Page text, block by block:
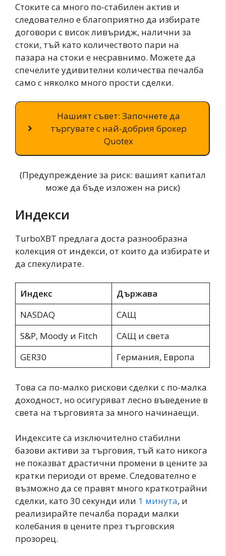
Стоките са много по-стабилен актив и
следователно е благоприятно да избирате
договори с висок ливъридж, налични за
стоки, тъй като количеството пари на
пазара на стоки е несравнимо. Можете да
спечелите удивителни количества печалба
само с няколко много прости сделки.
Нашият съвет: Започнете да
търгувате с най-добрия брокер
Quotex
(Предупреждение за риск: вашият капитал
може да бъде изложен на риск)
Индекси
TurboXBT предлага доста разнообразна
колекция от индекси, от които да избирате и
да спекулирате.
Индекс
Държава
NASDAQ
САЩ
S&P, Moody и Fitch
САЩ и света
GER30
Германия, Европа
Това са по-малко рискови сделки с по-малка
доходност, но осигуряват лесно въведение в
света на търговията за много начинаещи.
Индексите са изключително стабилни
базови активи за търговия, тъй като никога
не показват драстични промени в цените за
кратки периоди от време. Следователно е
възможно да се правят много краткотрайни
сделки, като 30 секунди или 1 минута, и
реализирайте печалба поради малки
колебания в цените през търговския
прозорец.